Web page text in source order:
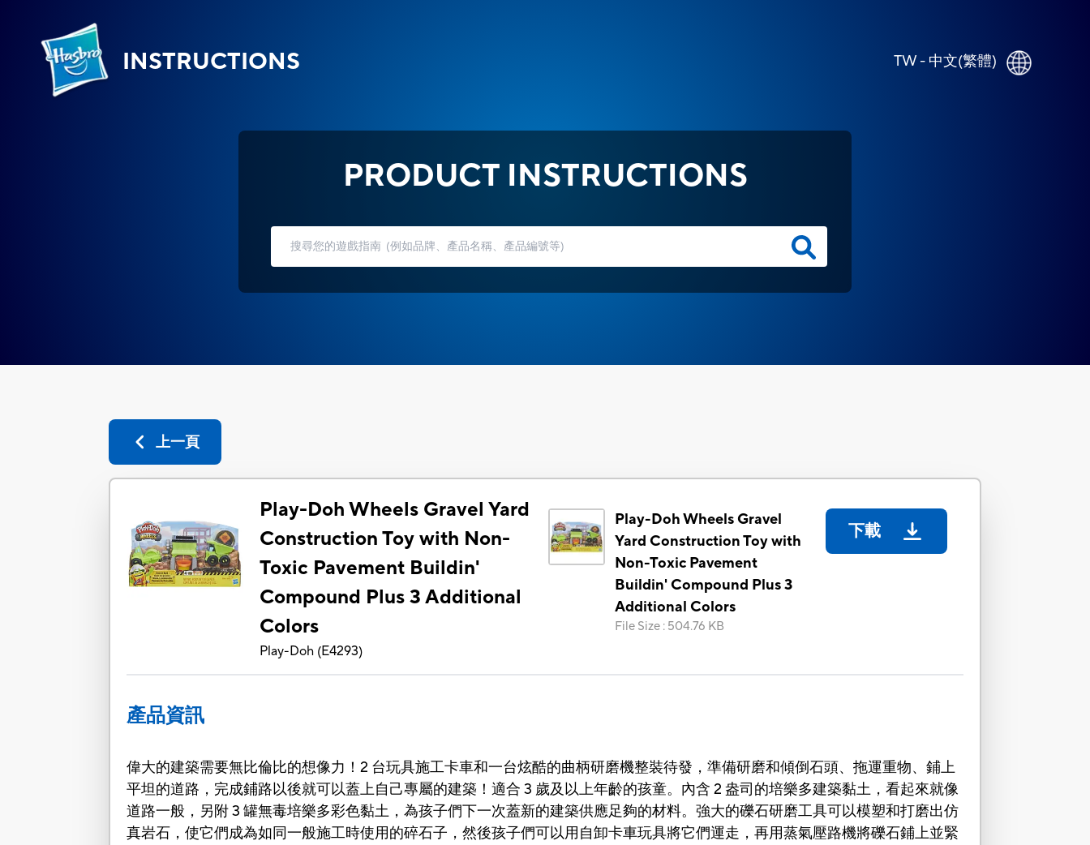
INSTRUCTIONS TW - 中文(繁體)
PRODUCT INSTRUCTIONS
上一頁
Play-Doh Wheels Gravel Yard
Construction Toy with Non-
Toxic Pavement Buildin'
Compound Plus 3 Additional
Colors
Play-Doh (E4293)
Play-Doh Wheels Gravel
Yard Construction Toy with
Non-Toxic Pavement
Buildin' Compound Plus 3
Additional Colors
File Size : 504.76 KB
下載
產品資訊
偉大的建築需要無比倫比的想像力！2 台玩具施工卡車和一台炫酷的曲柄研磨機整裝待發，準備研磨和傾倒石頭、拖運重物、鋪上
平坦的道路，完成鋪路以後就可以蓋上自己專屬的建築！適合 3 歲及以上年齡的孩童。內含 2 盎司的培樂多建築黏土，看起來就像
道路一般，另附 3 罐無毒培樂多彩色黏土，為孩子們下一次蓋新的建築供應足夠的材料。強大的礫石研磨工具可以模塑和打磨出仿
真岩石，使它們成為如同一般施工時使用的碎石子，然後孩子們可以用自卸卡車玩具將它們運走，再用蒸氣壓路機將礫石鋪上並緊